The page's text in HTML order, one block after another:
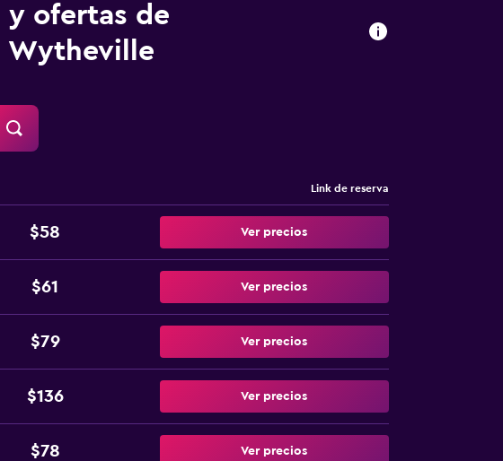
y ofertas de
Wytheville
Link de reserva
$58 Ver precios
$61 Ver precios
$79 Ver precios
$136 Ver precios
$78 Ver precios